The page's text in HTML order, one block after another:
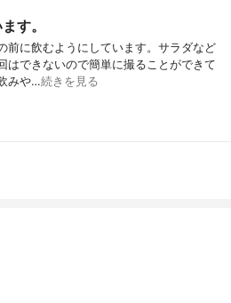
す。
前に飲むようにしています。サラダなど
はできないので簡単に撮ることができて
みや…続きを見る